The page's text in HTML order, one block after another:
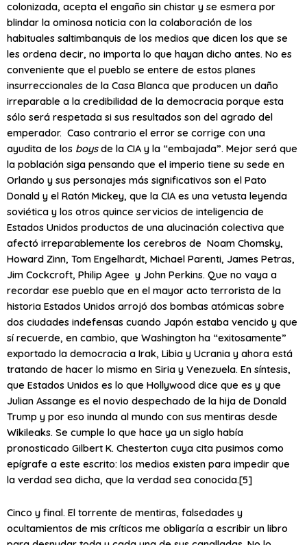
colonizada, acepta el engaño sin chistar y se esmera por
blindar la ominosa noticia con la colaboración de los
habituales saltimbanquis de los medios que dicen los que se
les ordena decir, no importa lo que hayan dicho antes. No es
conveniente que el pueblo se entere de estos planes
insurreccionales de la Casa Blanca que producen un daño
irreparable a la credibilidad de la democracia porque esta
sólo será respetada si sus resultados son del agrado del
emperador. Caso contrario el error se corrige con una
ayudita de los boysde la CIA y la “embajada”. Mejor será que
la población siga pensando que el imperio tiene su sede en
Orlando y sus personajes más significativos son el Pato
Donald y el Ratón Mickey, que la CIA es una vetusta leyenda
soviética y los otros quince servicios de inteligencia de
Estados Unidos productos de una alucinación colectiva que
afectó irreparablemente los cerebros de Noam Chomsky,
Howard Zinn, Tom Engelhardt, Michael Parenti, James Petras,
Jim Cockcroft, Philip Agee y John Perkins. Que no vaya a
recordar ese pueblo que en el mayor acto terrorista de la
historia Estados Unidos arrojó dos bombas atómicas sobre
dos ciudades indefensas cuando Japón estaba vencido y que
sí recuerde, en cambio, que Washington ha “exitosamente”
exportado la democracia a Irak, Libia y Ucrania y ahora está
tratando de hacer lo mismo en Siria y Venezuela. En síntesis,
que Estados Unidos es lo que Hollywood dice que es y que
Julian Assange es el novio despechado de la hija de Donald
Trump y por eso inunda al mundo con sus mentiras desde
Wikileaks. Se cumple lo que hace ya un siglo había
pronosticado Gilbert K. Chesterton cuya cita pusimos como
epígrafe a este escrito: los medios existen para impedir que
la verdad sea dicha, que la verdad sea conocida.[5]
Cinco y final. El torrente de mentiras, falsedades y
ocultamientos de mis críticos me obligaría a escribir un libro